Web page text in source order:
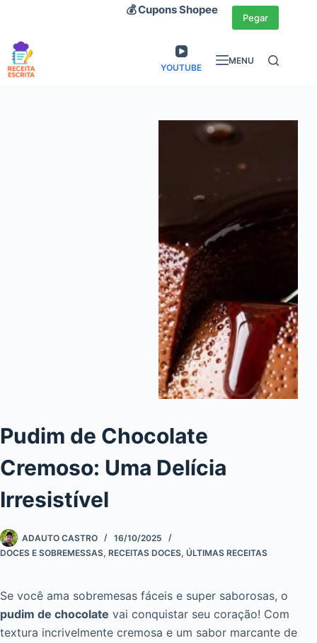
conteúdo
💰 Cupons Shopee
Pegar
YOUTUBE
MENU
Pudim de Chocolate
Cremoso: Uma Delícia
Irresistível
ADAUTO CASTRO
16/10/2025
DOCES E SOBREMESSAS, RECEITAS DOCES, ÚLTIMAS RECEITAS
Se você ama sobremesas fáceis e super saborosas, o
pudim de chocolate vai conquistar seu coração! Com
textura incrivelmente cremosa e um sabor marcante de